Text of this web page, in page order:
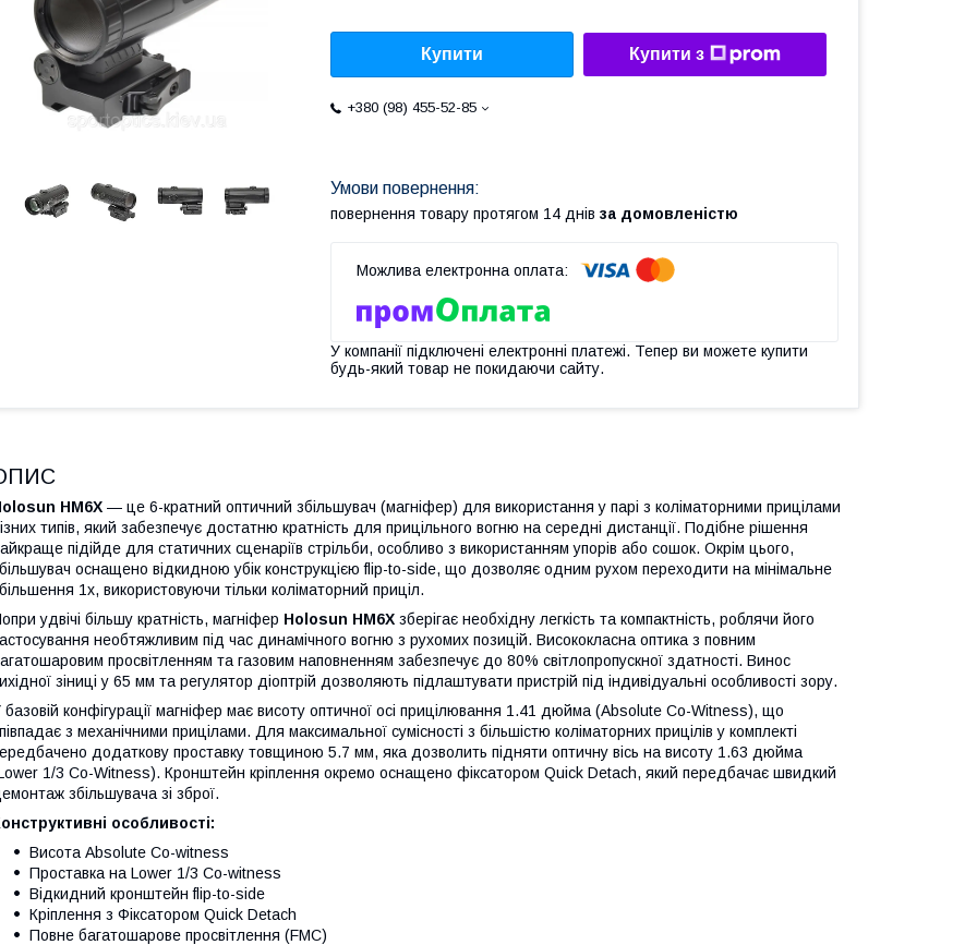
Купити Купити з
+380 (98) 455-52-85
повернення товару протягом 14 днів за домовленістю
У компанії підключені електронні платежі. Тепер ви можете купити
будь-який товар не покидаючи сайту.
HM6X — це 6-кратний оптичний збільшувач (магніфер) для використання у парі з коліматорними прицілами
типів, який забезпечує достатню кратність для прицільного вогню на середні дистанції. Подібне рішення
підійде для статичних сценаріїв стрільби, особливо з використанням упорів або сошок. Окрім цього,
оснащено відкидною убік конструкцією flip-to-side, що дозволяє одним рухом переходити на мінімальне
1x, використовуючи тільки коліматорний приціл.
удвічі більшу кратність, магніфер Holosun HM6X зберігає необхідну легкість та компактність, роблячи його
необтяжливим під час динамічного вогню з рухомих позицій. Висококласна оптика з повним
просвітленням та газовим наповненням забезпечує до 80% світлопропускної здатності. Винос
зіниці у 65 мм та регулятор діоптрій дозволяють підлаштувати пристрій під індивідуальні особливості зору.
базовій конфігурації магніфер має висоту оптичної осі прицілювання 1.41 дюйма (Absolute Co-Witness), що
з механічними прицілами. Для максимальної сумісності з більшістю коліматорних прицілів у комплекті
додаткову проставку товщиною 5.7 мм, яка дозволить підняти оптичну вісь на висоту 1.63 дюйма
1/3 Co-Witness). Кронштейн кріплення окремо оснащено фіксатором Quick Detach, який передбачає швидкий
збільшувача зі зброї.
особливості:
Висота Absolute Co-witness
Проставка на Lower 1/3 Co-witness
Відкидний кронштейн flip-to-side
Кріплення з Фіксатором Quick Detach
Повне багатошарове просвітлення (FMC)